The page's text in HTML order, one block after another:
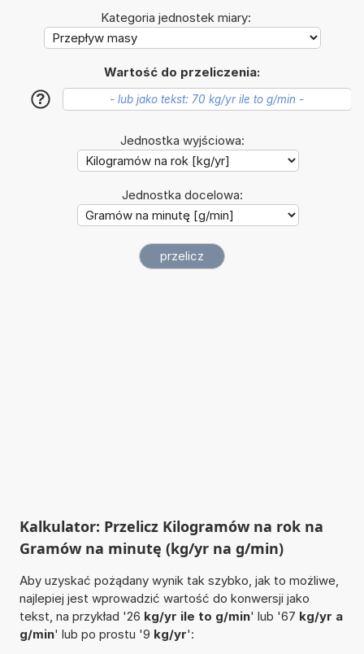
Kategoria jednostek miary:
Wartość do przeliczenia:
?
Jednostka wyjściowa:
Jednostka docelowa:
Kalkulator: Przelicz Kilogramów na rok na
Gramów na minutę (kg/yr na g/min)
Aby uzyskać pożądany wynik tak szybko, jak to możliwe,
najlepiej jest wprowadzić wartość do konwersji jako
tekst, na przykład '26 kg/yr ile to g/min' lub '67 kg/yr a
g/min' lub po prostu '9 kg/yr':